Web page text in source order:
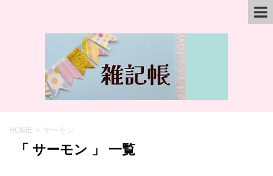
HOME > サーモン
「 サーモン 」 一覧